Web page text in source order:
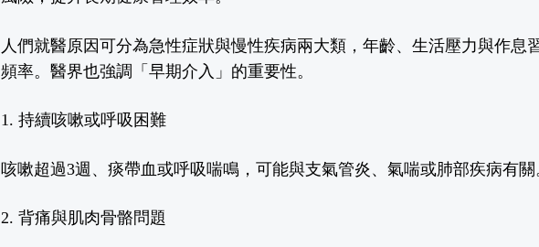
人們就醫原因可分為急性症狀與慢性疾病兩大類，年齡、生活壓力與作息
頻率。醫界也強調「早期介入」的重要性。
1. 持續咳嗽或呼吸困難
咳嗽超過3週、痰帶血或呼吸喘鳴，可能與支氣管炎、氣喘或肺部疾病有關
2. 背痛與肌肉骨骼問題